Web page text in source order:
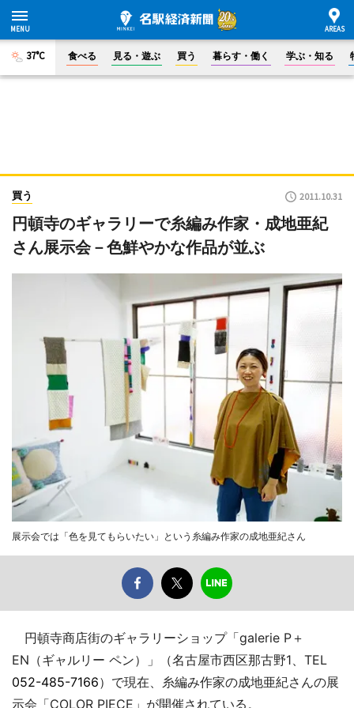
37°C 食べる 見る・遊ぶ 買う 暮らす・働く 学ぶ・知る
買う 2011.10.31
円頓寺のギャラリーで糸編み作家・成地亜紀
さん展示会－色鮮やかな作品が並ぶ
展示会では「色を見てもらいたい」という糸編み作家の成地亜紀さん
円頓寺商店街のギャラリーショップ「galerie P＋
EN（ギャルリー ペン）」（名古屋市西区那古野1、TEL
052-485-7166）で現在、糸編み作家の成地亜紀さんの展
示会「COLOR PIECE」が開催されている。